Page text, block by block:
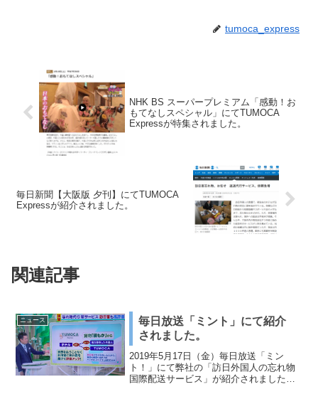
tumoca_express
NHK BS スーパープレミアム「感動！お
もてなしスペシャル」にてTUMOCA
Expressが特集されました。
毎日新聞【大阪版 夕刊】にてTUMOCA
Expressが紹介されました。
関連記事
ニュース
毎日放送「ミント」にて紹介
されました。
2019年5月17日（金）毎日放送「ミン
ト！」にて弊社の「訪日外国人の忘れ物
国際配送サービス」が紹介されました。